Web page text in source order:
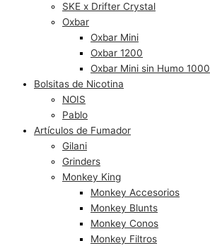
SKE x Drifter Crystal
Oxbar
Oxbar Mini
Oxbar 1200
Oxbar Mini sin Humo 1000
Bolsitas de Nicotina
NOIS
Pablo
Artículos de Fumador
Gilani
Grinders
Monkey King
Monkey Accesorios
Monkey Blunts
Monkey Conos
Monkey Filtros